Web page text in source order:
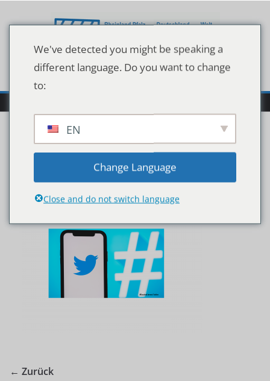
Inhalt
shutterstock_169685641
← Zurück
We've detected you might be speaking a
different language. Do you want to change
to:
EN
Change Language
Close and do not switch language